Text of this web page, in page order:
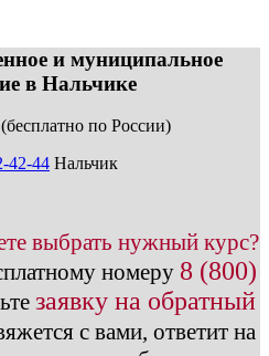
и муниципальное
в Нальчике
(бесплатно по России)
42-44 Нальчик
выбрать нужный курс?
номеру 8 (800)
заявку на обратный
с вами, ответит на